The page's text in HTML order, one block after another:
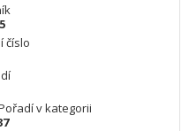
číslo
v kategorii